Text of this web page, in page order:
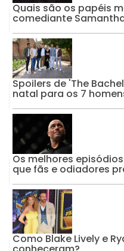
Quais são os papéis
comediante
Spoilers de 'The
natal para os 7
Os melhores
que fãs e odiadores
Como Blake Lively e